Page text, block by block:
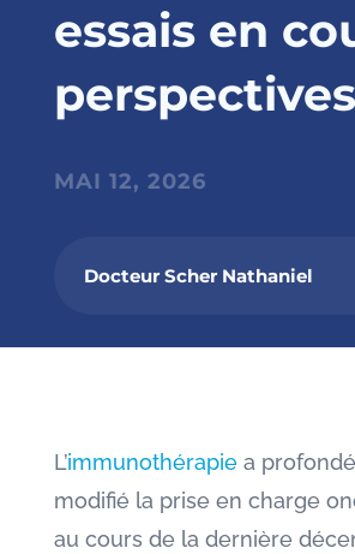
essais en
perspectives
MAI 12, 2026
Docteur Scher Nathaniel
L’immunothérapiea
modifié la prise en charge
au cours de la dernière